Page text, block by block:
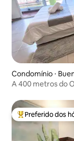
Condomínio ⋅
A 400 metros do
Entre os
Preferido dos